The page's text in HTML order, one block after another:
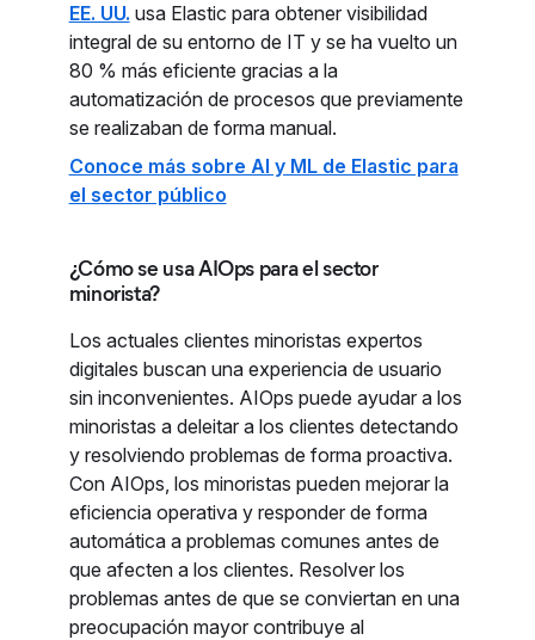
EE. UU. usa Elastic para obtener visibilidad
integral de su entorno de IT y se ha vuelto un
80 % más eficiente gracias a la
automatización de procesos que previamente
se realizaban de forma manual.
Conoce más sobre AI y ML de Elastic para
el sector público
¿Cómo se usa AIOps para el sector
minorista?
Los actuales clientes minoristas expertos
digitales buscan una experiencia de usuario
sin inconvenientes. AIOps puede ayudar a los
minoristas a deleitar a los clientes detectando
y resolviendo problemas de forma proactiva.
Con AIOps, los minoristas pueden mejorar la
eficiencia operativa y responder de forma
automática a problemas comunes antes de
que afecten a los clientes. Resolver los
problemas antes de que se conviertan en una
preocupación mayor contribuye al